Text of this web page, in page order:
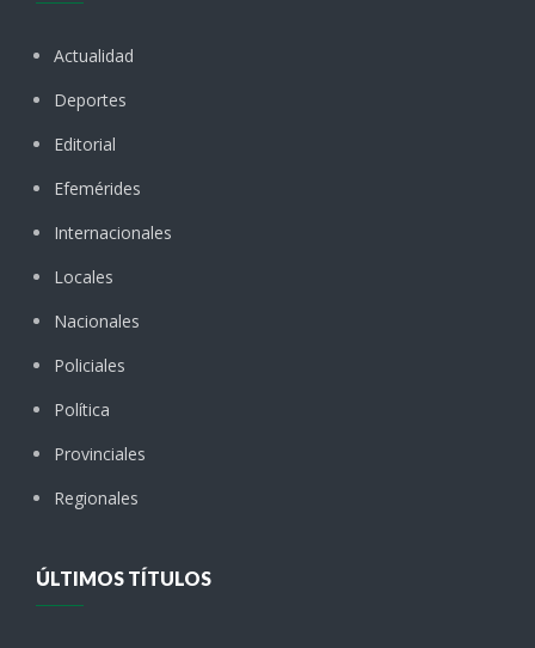
Actualidad
Deportes
Editorial
Efemérides
Internacionales
Locales
Nacionales
Policiales
Política
Provinciales
Regionales
ÚLTIMOS TÍTULOS